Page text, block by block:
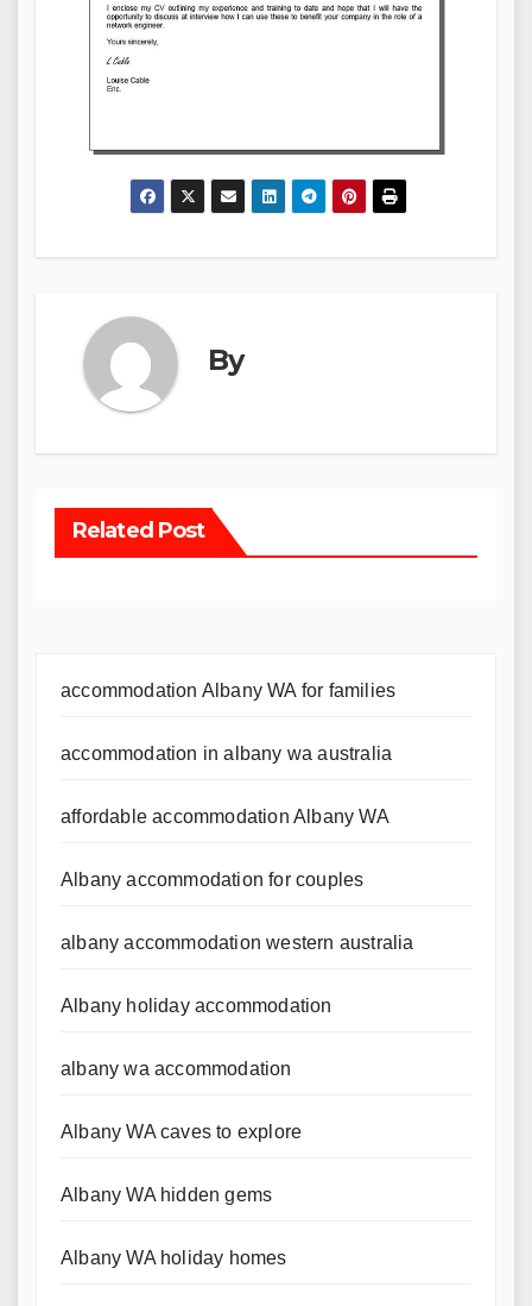
By
Related Post
accommodation Albany WA for families
accommodation in albany wa australia
affordable accommodation Albany WA
Albany accommodation for couples
albany accommodation western australia
Albany holiday accommodation
albany wa accommodation
Albany WA caves to explore
Albany WA hidden gems
Albany WA holiday homes